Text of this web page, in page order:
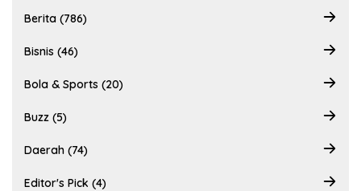
Berita (786)
Bisnis (46)
Bola & Sports (20)
Buzz (5)
Daerah (74)
Editor's Pick (4)